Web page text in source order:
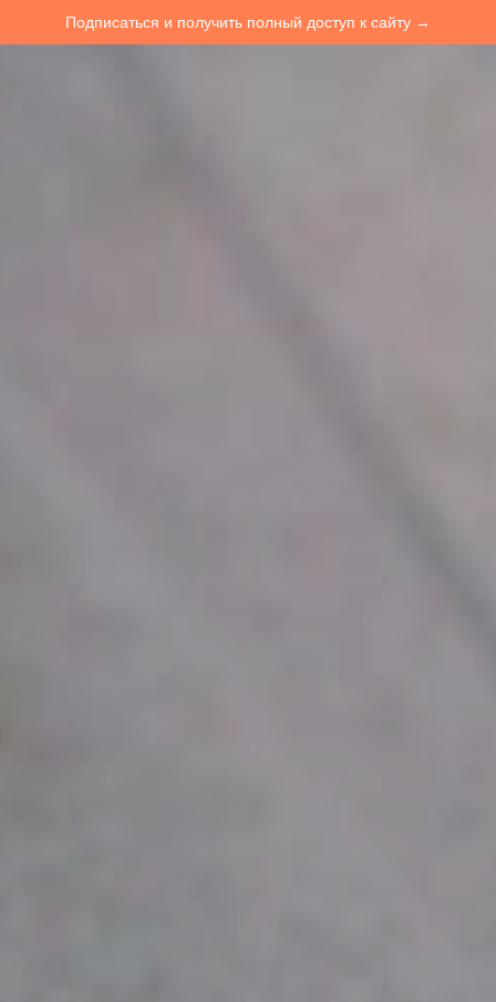
Подписаться и получить полный доступ к сайту →